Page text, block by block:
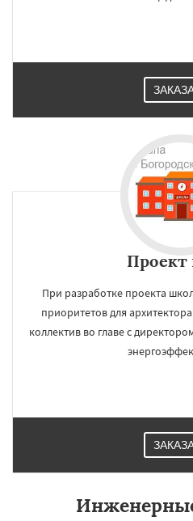
При разработке проекта
приоритетов для
коллектив во главе с